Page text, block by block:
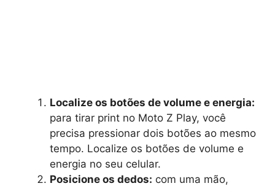
Localize os botões de volume e energia:
para tirar print no Moto Z Play, você
precisa pressionar dois botões ao mesmo
tempo. Localize os botões de volume e
energia no seu celular.
Posicione os dedos: com uma mão,